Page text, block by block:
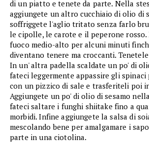
di un piatto e tenete da parte. Nella
aggiungete un altro cucchiaio di olio di
soffriggete l'aglio tritato senza farlo
le cipolle, le carote e il peperone
fuoco medio-alto per alcuni minuti
diventano tenere ma croccanti.
In un' altra padella scaldate un po' di
fateci leggermente appassire gli
con un pizzico di sale e trasferiteli poi
Aggiungete un po' di olio di sesamo
fateci saltare i funghi shiitake fino a
morbidi. Infine aggiungete la salsa di
mescolando bene per amalgamare i
parte in una ciotolina.